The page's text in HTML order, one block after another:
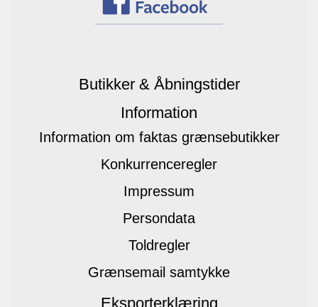
Butikker & Åbningstider
Information
Information om faktas grænsebutikker
Konkurrenceregler
Impressum
Persondata
Toldregler
Grænsemail samtykke
Eksporterklæring